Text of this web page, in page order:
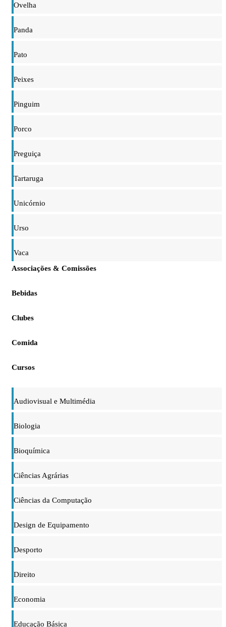
Ovelha
Panda
Pato
Peixes
Pinguim
Porco
Preguiça
Tartaruga
Unicórnio
Urso
Vaca
Associações & Comissões
Bebidas
Clubes
Comida
Cursos
Audiovisual e Multimédia
Biologia
Bioquímica
Ciências Agrárias
Ciências da Computação
Design de Equipamento
Desporto
Direito
Economia
Educação Básica